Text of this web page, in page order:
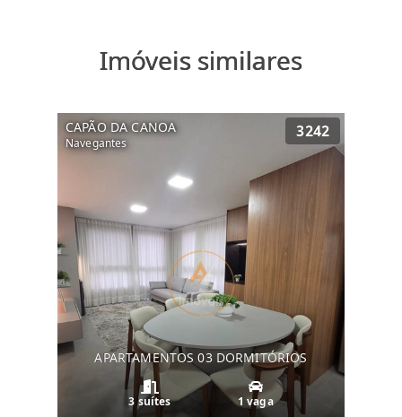
Imóveis similares
CAPÃO DA CANOA
Navegantes
3242
APARTAMENTOS 03 DORMITÓRIOS
3 suítes 1 vaga